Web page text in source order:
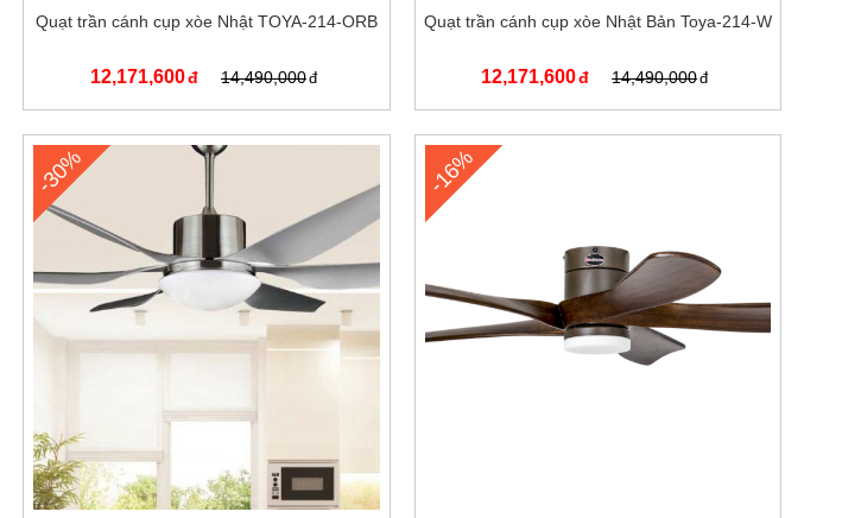
Quạt trần cánh cụp xòe Nhật TOYA-214-ORB
12,171,600 14,490,000
Quạt trần cánh cụp xòe Nhật Bản Toya-214-W
12,171,600 14,490,000
-30% -16%